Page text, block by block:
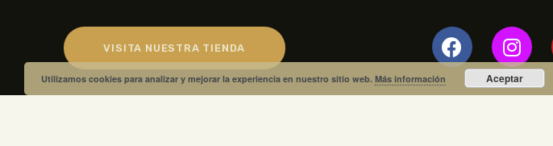
VISITA NUESTRA TIENDA
Utilizamos cookies para analizar y mejorar la experiencia en nuestro sitio web. Más información Aceptar